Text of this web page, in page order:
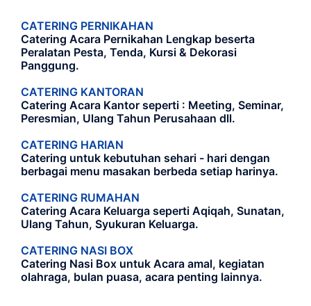
CATERING PERNIKAHAN
Catering Acara Pernikahan Lengkap beserta
Peralatan Pesta, Tenda, Kursi & Dekorasi
Panggung.
CATERING KANTORAN
Catering Acara Kantor seperti : Meeting, Seminar,
Peresmian, Ulang Tahun Perusahaan dll.
CATERING HARIAN
Catering untuk kebutuhan sehari - hari dengan
berbagai menu masakan berbeda setiap harinya.
CATERING RUMAHAN
Catering Acara Keluarga seperti Aqiqah, Sunatan,
Ulang Tahun, Syukuran Keluarga.
CATERING NASI BOX
Catering Nasi Box untuk Acara amal, kegiatan
olahraga, bulan puasa, acara penting lainnya.